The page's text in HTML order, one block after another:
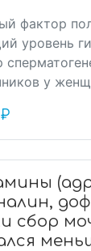
фактор
уровень
у
сбор